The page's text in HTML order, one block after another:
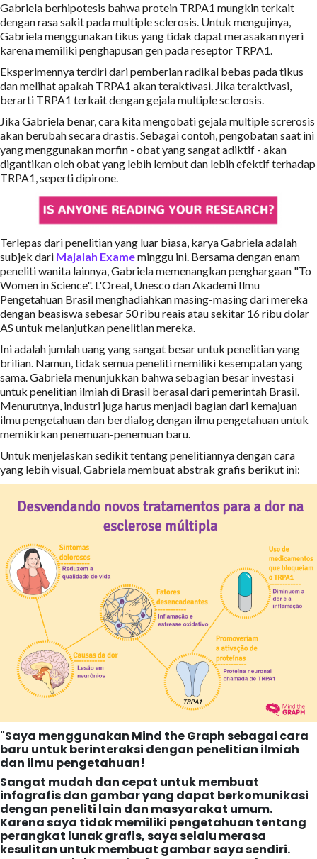
Gabriela berhipotesis bahwa protein TRPA1 mungkin terkait
dengan rasa sakit pada multiple sclerosis. Untuk mengujinya,
Gabriela menggunakan tikus yang tidak dapat merasakan nyeri
karena memiliki penghapusan gen pada reseptor TRPA1.
Eksperimennya terdiri dari pemberian radikal bebas pada tikus
dan melihat apakah TRPA1 akan teraktivasi. Jika teraktivasi,
berarti TRPA1 terkait dengan gejala multiple sclerosis.
Jika Gabriela benar, cara kita mengobati gejala multiple screrosis
akan berubah secara drastis. Sebagai contoh, pengobatan saat ini
yang menggunakan morfin - obat yang sangat adiktif - akan
digantikan oleh obat yang lebih lembut dan lebih efektif terhadap
TRPA1, seperti dipirone.
Terlepas dari penelitian yang luar biasa, karya Gabriela adalah
subjek dari Majalah Exameminggu ini. Bersama dengan enam
peneliti wanita lainnya, Gabriela memenangkan penghargaan "To
Women in Science". L'Oreal, Unesco dan Akademi Ilmu
Pengetahuan Brasil menghadiahkan masing-masing dari mereka
dengan beasiswa sebesar 50 ribu reais atau sekitar 16 ribu dolar
AS untuk melanjutkan penelitian mereka.
Ini adalah jumlah uang yang sangat besar untuk penelitian yang
brilian. Namun, tidak semua peneliti memiliki kesempatan yang
sama. Gabriela menunjukkan bahwa sebagian besar investasi
untuk penelitian ilmiah di Brasil berasal dari pemerintah Brasil.
Menurutnya, industri juga harus menjadi bagian dari kemajuan
ilmu pengetahuan dan berdialog dengan ilmu pengetahuan untuk
memikirkan penemuan-penemuan baru.
Untuk menjelaskan sedikit tentang penelitiannya dengan cara
yang lebih visual, Gabriela membuat abstrak grafis berikut ini:
"Saya menggunakan Mind the Graph sebagai cara
baru untuk berinteraksi dengan penelitian ilmiah
dan ilmu pengetahuan!
Sangat mudah dan cepat untuk membuat
infografis dan gambar yang dapat berkomunikasi
dengan peneliti lain dan masyarakat umum.
Karena saya tidak memiliki pengetahuan tentang
perangkat lunak grafis, saya selalu merasa
kesulitan untuk membuat gambar saya sendiri.